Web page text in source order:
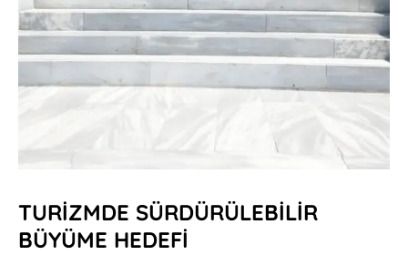
TURİZMDE SÜRDÜRÜLEBİLİR
BÜYÜME HEDEFİ